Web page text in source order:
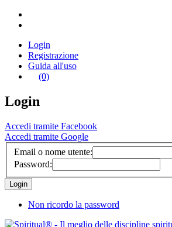
Login
Registrazione
Guida all'uso
(0)
Login
Accedi tramite Facebook
Accedi tramite Google
Email o nome utente:
Password:
Non ricordo la password